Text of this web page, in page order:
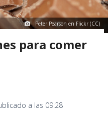
Peter Pearson en Flickr (CC)
para comer
a las 09:28